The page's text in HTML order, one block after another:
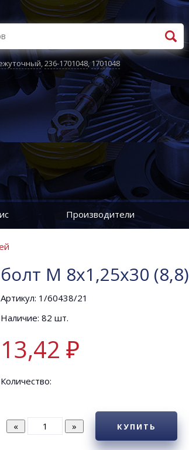
,236-1701048,1701048
Производители
болт М 8х1,25х30 (8,8)
Артикул: 1/60438/21
Наличие: 82 шт.
13,42 ₽
Количество:
КУПИТЬ